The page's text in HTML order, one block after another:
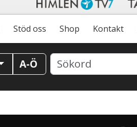
Stöd oss Shop Kontakt
A-Ö